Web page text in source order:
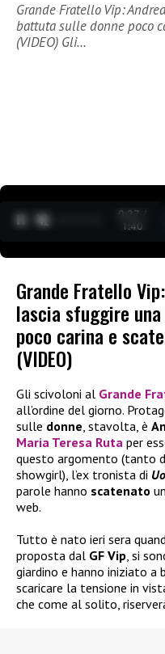
Grande Fratello Vip:
battuta sulle donne poco
(VIDEO) Gli…
0:27 /
1:40
Grande Fratello
lascia sfuggire
poco carina e
(VIDEO)
Gli scivoloni al Grande
all’ordine del giorno.
sulle donne, stavolta, è
Maria Teresa Ruta per
questo argomento (tanto
showgirl), l’ex tronista di
parole hanno scatenato
web.
Tutto è nato ieri sera
proposta dal GF Vip, si
giardino e hanno iniziato a
scaricare la tensione in
che come al solito,